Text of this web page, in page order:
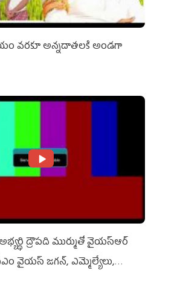
వరకూ అన్నదాతలకి అండగా
ద్రౌప‌ది ముర్ముతో వైయ‌స్ఆర్
సీఎం వైయ‌స్ జ‌గ‌న్, ఎమ్మెల్యేలు,